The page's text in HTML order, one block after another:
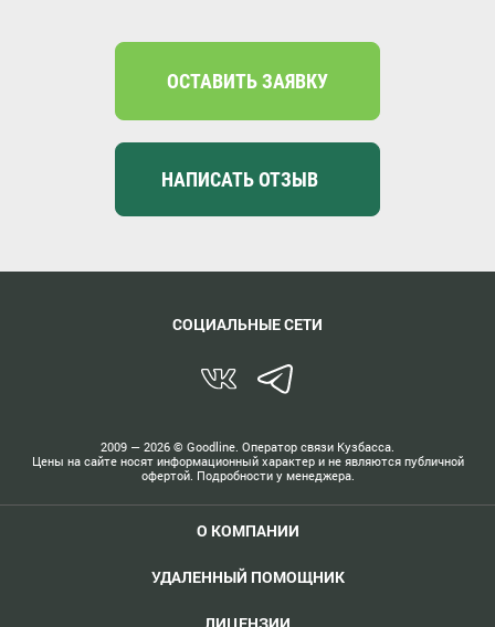
ОСТАВИТЬ ЗАЯВКУ
НАПИСАТЬ ОТЗЫВ
СОЦИАЛЬНЫЕ СЕТИ
2009 — 2026 © Goodline. Оператор связи Кузбасса.
Цены на сайте носят информационный характер и не являются публичной
офертой. Подробности у менеджера.
О КОМПАНИИ
УДАЛЕННЫЙ ПОМОЩНИК